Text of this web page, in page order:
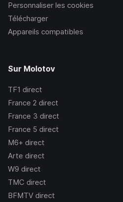
Personnaliser les cookies
Télécharger
Appareils compatibles
Sur Molotov
TF1 direct
France 2 direct
France 3 direct
France 5 direct
M6+ direct
Arte direct
W9 direct
TMC direct
BFMTV direct